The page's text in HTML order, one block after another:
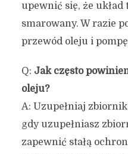
upewnić się, że układ
smarowany. W razie
przewód oleju i
Q: Jak często
oleju?
A: Uzupełniaj
gdy uzupełniasz
zapewnić stałą